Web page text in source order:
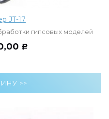
JT-17
гипсовых моделей
Р